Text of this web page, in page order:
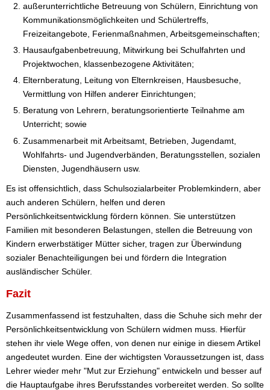
außerunterrichtliche Betreuung von Schülern, Einrichtung von
Kommunikationsmöglichkeiten und Schülertreffs,
Freizeitangebote, Ferienmaßnahmen, Arbeitsgemeinschaften;
Hausaufgabenbetreuung, Mitwirkung bei Schulfahrten und
Projektwochen, klassenbezogene Aktivitäten;
Elternberatung, Leitung von Elternkreisen, Hausbesuche,
Vermittlung von Hilfen anderer Einrichtungen;
Beratung von Lehrern, beratungsorientierte Teilnahme am
Unterricht; sowie
Zusammenarbeit mit Arbeitsamt, Betrieben, Jugendamt,
Wohlfahrts- und Jugendverbänden, Beratungsstellen, sozialen
Diensten, Jugendhäusern usw.
Es ist offensichtlich, dass Schulsozialarbeiter Problemkindern, aber
auch anderen Schülern, helfen und deren
Persönlichkeitsentwicklung fördern können. Sie unterstützen
Familien mit besonderen Belastungen, stellen die Betreuung von
Kindern erwerbstätiger Mütter sicher, tragen zur Überwindung
sozialer Benachteiligungen bei und fördern die Integration
ausländischer Schüler.
Fazit
Zusammenfassend ist festzuhalten, dass die Schuhe sich mehr der
Persönlichkeitsentwicklung von Schülern widmen muss. Hierfür
stehen ihr viele Wege offen, von denen nur einige in diesem Artikel
angedeutet wurden. Eine der wichtigsten Voraussetzungen ist, dass
Lehrer wieder mehr "Mut zur Erziehung" entwickeln und besser auf
die Hauptaufgabe ihres Berufsstandes vorbereitet werden. So sollte